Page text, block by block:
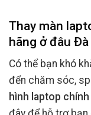
Thay màn
hãng ở đâu
Có thể bạn khó
đển chăm sóc,
hình laptop chính